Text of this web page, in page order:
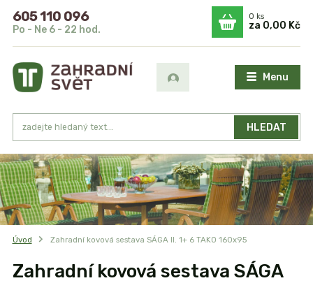
Menu
HLEDAT
605 110 096
Po - Ne 6 - 22 hod.
0ks
za 0,00 Kč
Úvod Zahradní kovová sestava SÁGA II. 1+ 6 TAKO 160x95
Zahradní kovová sestava SÁGA